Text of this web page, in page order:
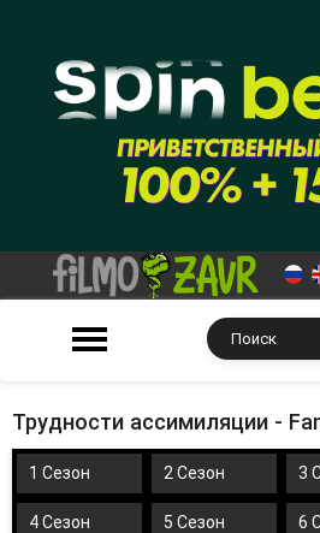
Трудности ассимиляции -
1 Сезон 2 Сезон 3
4 Сезон 5 Сезон 6